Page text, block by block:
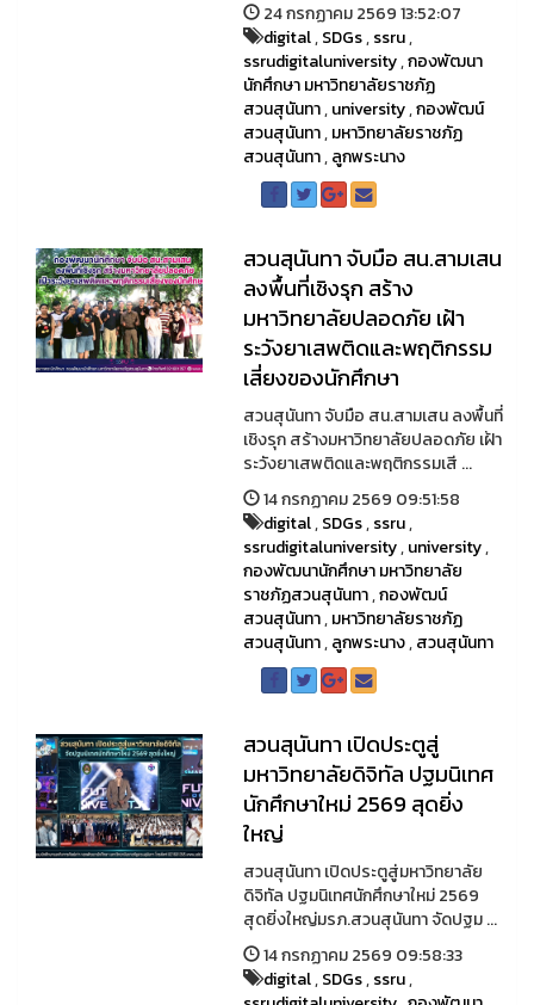
24 กรกฏาคม 2569 13:52:07
digital,SDGs,ssru,
ssrudigitaluniversity,กองพัฒนา
นักศึกษา มหาวิทยาลัยราชภัฏ
สวนสุนันทา,university,กองพัฒน์
สวนสุนันทา,มหาวิทยาลัยราชภัฏ
สวนสุนันทา,ลูกพระนาง
สวนสุนันทา จับมือ สน.สามเสน
ลงพื้นที่เชิงรุก สร้าง
มหาวิทยาลัยปลอดภัย เฝ้า
ระวังยาเสพติดและพฤติกรรม
เสี่ยงของนักศึกษา
สวนสุนันทา จับมือ สน.สามเสน ลงพื้นที่
เชิงรุก สร้างมหาวิทยาลัยปลอดภัย เฝ้า
ระวังยาเสพติดและพฤติกรรมเสี ...
14 กรกฏาคม 2569 09:51:58
digital,SDGs,ssru,
ssrudigitaluniversity,university,
กองพัฒนานักศึกษา มหาวิทยาลัย
ราชภัฏสวนสุนันทา,กองพัฒน์
สวนสุนันทา,มหาวิทยาลัยราชภัฏ
สวนสุนันทา,ลูกพระนาง,สวนสุนันทา
สวนสุนันทา เปิดประตูสู่
มหาวิทยาลัยดิจิทัล ปฐมนิเทศ
นักศึกษาใหม่ 2569 สุดยิ่ง
ใหญ่
สวนสุนันทา เปิดประตูสู่มหาวิทยาลัย
ดิจิทัล ปฐมนิเทศนักศึกษาใหม่ 2569
สุดยิ่งใหญ่มรภ.สวนสุนันทา จัดปฐม ...
14 กรกฏาคม 2569 09:58:33
digital,SDGs,ssru,